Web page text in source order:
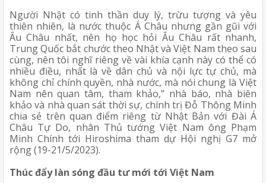
Người Nhật có tinh thần duy lý, trừu tượng và yêu
thiên nhiên, là nước thuộc Á Châu nhưng gần gũi với
Âu Châu nhất, nên họ học hỏi Âu Châu rất nhanh,
Trung Quốc bắt chước theo Nhật và Việt Nam theo sau
cùng, nên tôi nghĩ riêng về vài khía cạnh này có thể có
nhiều điều, nhất là về dân chủ và nội lực tự chủ, mà
không chỉ chính quyền, nhà nước, mà nói chung là Việt
Nam nên quan tâm, tham khảo,” nhà báo, nhà biên
khảo và nhà quan sát thời sự, chính trị Đỗ Thông Minh
chia sẻ trên quan điểm riêng từ Nhật Bản với Đài Á
Châu Tự Do, nhân Thủ tướng Việt Nam ông Phạm
Minh Chính tới Hiroshima tham dự Hội nghị G7 mở
rộng (19-21/5/2023).
Thúc đẩy làn sóng đầu tư mới tới Việt Nam